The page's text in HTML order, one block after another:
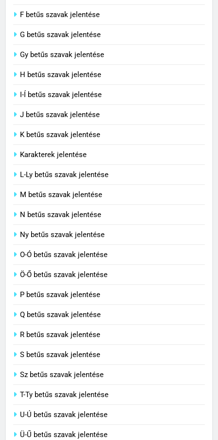
4
Contemporary jelentése
5
Célkitűzés jelentése
C BETŰS SZAVAK JELENTÉSE
C BETŰS SZAVAK JELENTÉSE
8
Centenárium jelentése
F betűs szavak jelentése
G betűs szavak jelentése
Gy betűs szavak jelentése
H betűs szavak jelentése
I-Í betűs szavak jelentése
J betűs szavak jelentése
K betűs szavak jelentése
Karakterek jelentése
L-Ly betűs szavak jelentése
M betűs szavak jelentése
N betűs szavak jelentése
Ny betűs szavak jelentése
O-Ó betűs szavak jelentése
Ö-Ő betűs szavak jelentése
P betűs szavak jelentése
Q betűs szavak jelentése
R betűs szavak jelentése
S betűs szavak jelentése
Sz betűs szavak jelentése
T-Ty betűs szavak jelentése
U-Ú betűs szavak jelentése
Ü-Ű betűs szavak jelentése